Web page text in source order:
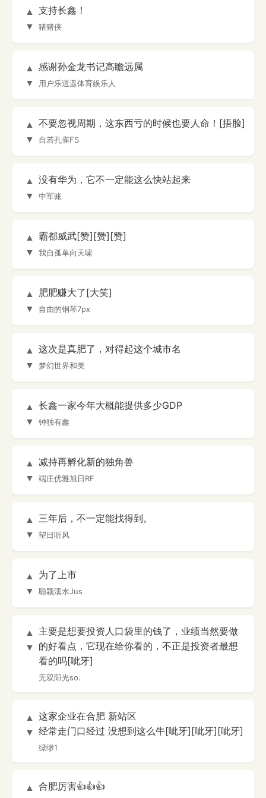
▲
▼
支持长鑫！
猪猪侠
▲
▼
感谢孙金龙书记高瞻远属
用户乐逍遥体育娱乐人
▲
▼
不要忽视周期，这东西亏的时候也要人命！[捂脸]
自若孔雀FS
▲
▼
没有华为，它不一定能这么快站起来
中军账
▲
▼
霸都威武[赞][赞][赞]
我自孤单向天啸
▲
▼
肥肥赚大了[大笑]
自由的钢琴7px
▲
▼
这次是真肥了，对得起这个城市名
梦幻世界和美
▲
▼
长鑫一家今年大概能提供多少GDP
钟独有鑫
▲
▼
减持再孵化新的独角兽
端庄优雅旭日RF
▲
▼
三年后，不一定能找得到。
望日听风
▲
▼
为了上市
聪颖溪水Jus
▲
▼
主要是想要投资人口袋里的钱了，业绩当然要做
的好看点，它现在给你看的，不正是投资者最想
看的吗[呲牙]
无双阳光so.
▲
▼
这家企业在合肥 新站区
经常走门口经过 没想到这么牛[呲牙][呲牙][呲牙]
缥缈1
▲
合肥厉害👍👍👍